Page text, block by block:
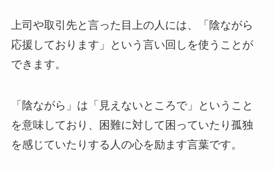
上司や取引先と言った目上の人には、「陰ながら
応援しております」という言い回しを使うことが
できます。
「陰ながら」は「見えないところで」ということ
を意味しており、困難に対して困っていたり孤独
を感じていたりする人の心を励ます言葉です。